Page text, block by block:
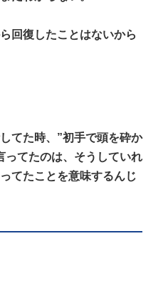
回復したことはないから
てた時、”初手で頭を砕か
ってたのは、そうしていれ
てたことを意味するんじ